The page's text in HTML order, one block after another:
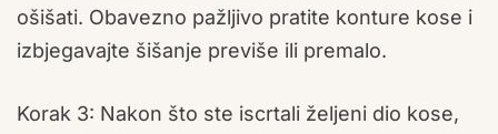
ošišati. Obavezno pažljivo pratite konture kose i
izbjegavajte šišanje previše ili premalo.
Korak 3: Nakon što ste iscrtali željeni dio kose,